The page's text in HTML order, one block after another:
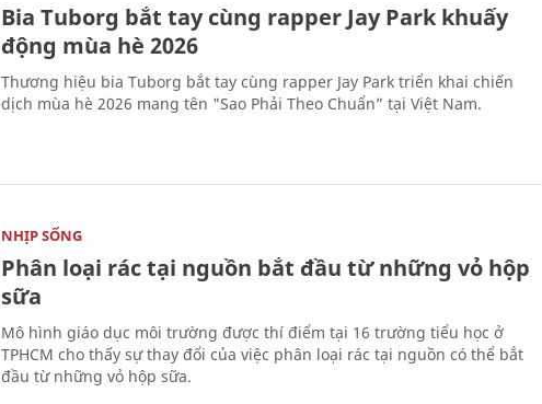
Bia Tuborg bắt tay cùng rapper Jay Park khuấy
động mùa hè 2026
Thương hiệu bia Tuborg bắt tay cùng rapper Jay Park triển khai chiến
dịch mùa hè 2026 mang tên "Sao Phải Theo Chuẩn” tại Việt Nam.
NHỊP SỐNG
Phân loại rác tại nguồn bắt đầu từ những vỏ hộp
sữa
Mô hình giáo dục môi trường được thí điểm tại 16 trường tiểu học ở
TPHCM cho thấy sự thay đổi của việc phân loại rác tại nguồn có thể bắt
đầu từ những vỏ hộp sữa.